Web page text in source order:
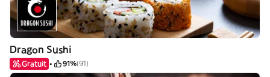
Dragon Sushi
Gratuit 91%(91)